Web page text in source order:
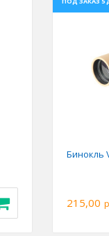
Бинокль
215,00